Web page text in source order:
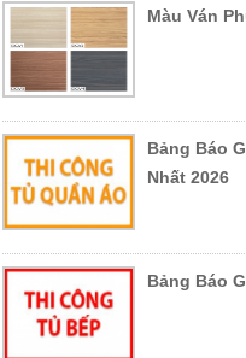
Màu Ván
Bảng Báo
Nhất 2026
Bảng Báo